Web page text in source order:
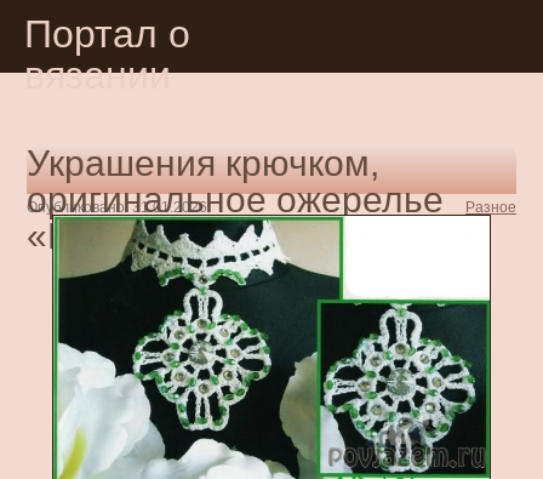
Портал о
вязании
Украшения крючком,
оригинальное ожерелье
«Медальон»
Опубликовано: 31.01.2026 Разное